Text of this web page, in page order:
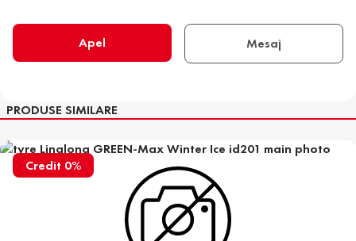
Apel Mesaj
PRODUSE SIMILARE
Credit 0%